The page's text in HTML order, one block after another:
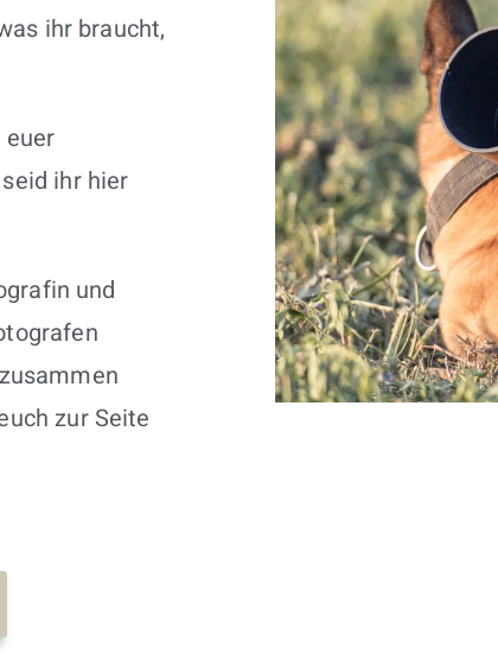
ihr braucht,
ihr hier
und
zur Seite